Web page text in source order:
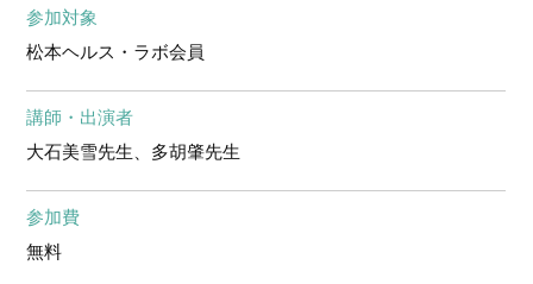
参加対象
松本ヘルス・ラボ会員
講師・出演者
大石美雪先生、多胡肇先生
参加費
無料